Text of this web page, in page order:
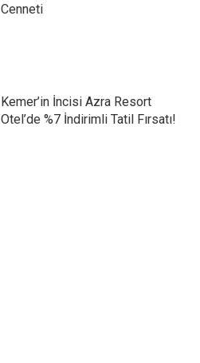
Cenneti
Kemer’in İncisi Azra Resort
Otel’de %7 İndirimli Tatil Fırsatı!